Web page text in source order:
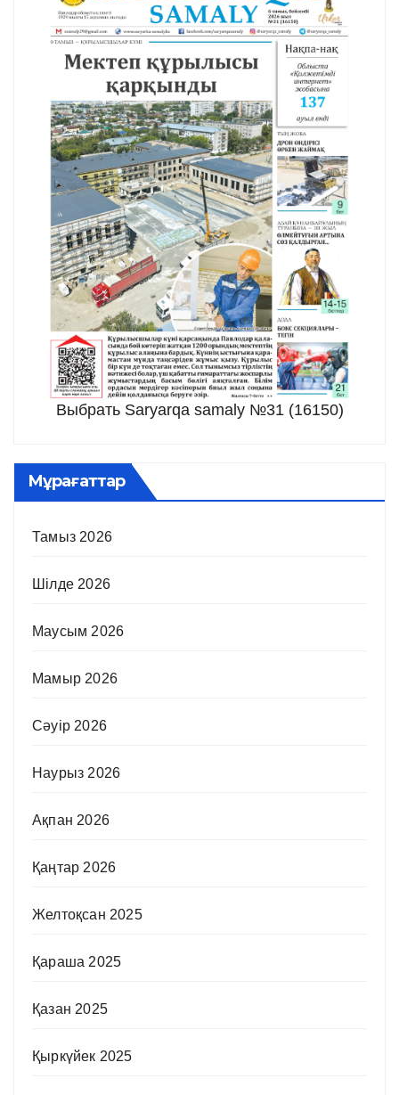
Выбрать Saryarqa samaly №31 (16150)
Мұрағаттар
Тамыз 2026
Шілде 2026
Маусым 2026
Мамыр 2026
Сәуір 2026
Наурыз 2026
Ақпан 2026
Қаңтар 2026
Желтоқсан 2025
Қараша 2025
Қазан 2025
Қыркүйек 2025